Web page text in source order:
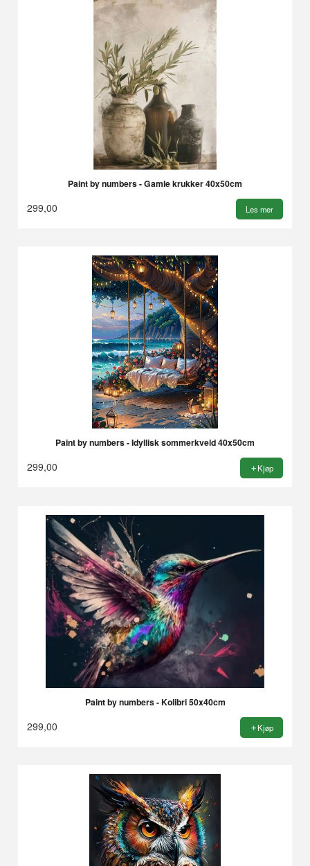
Paint by numbers - Gamle krukker 40x50cm
299,00 Les mer
Paint by numbers - Idyllisk sommerkveld 40x50cm
299,00 Kjøp
Paint by numbers - Kolibri 50x40cm
299,00 Kjøp